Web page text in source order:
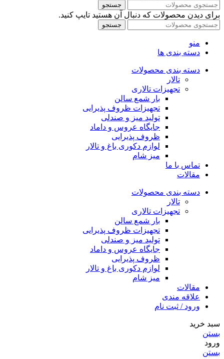
جستجو
برای دیدن محصولات که دنبال آن هستید تایپ کنید.
جستجو
منو
دسته بندی ها
دسته بندی محصولات
تالار
تجهیزات تالاری
بار شمع سالن
تجهیزات ظروف پذیرایی
تولید میز و صندلی
جایگاه عروس و داماد
ظروف پذیرایی
لوازم دکوری باغ و تالار
میز شام
تماس با ما
مقالات
دسته بندی محصولات
تالار
تجهیزات تالاری
بار شمع سالن
تجهیزات ظروف پذیرایی
تولید میز و صندلی
جایگاه عروس و داماد
ظروف پذیرایی
لوازم دکوری باغ و تالار
میز شام
مقالات
علاقه مندی
ورود / ثبت نام
سبد خرید
بستن
ورود
بستن